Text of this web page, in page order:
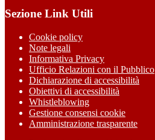
Sezione Link Utili
Cookie policy
Note legali
Informativa Privacy
Ufficio Relazioni con il Pubblico
Dichiarazione di accessibilità
Obiettivi di accessibilità
Whistleblowing
Gestione consensi cookie
Amministrazione trasparente